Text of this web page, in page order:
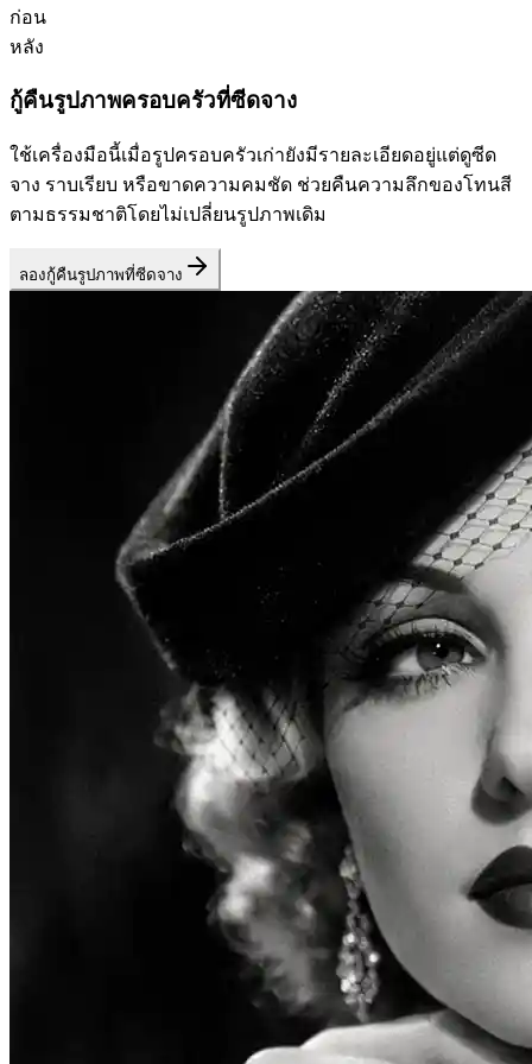
ก่อน
หลัง
กู้คืนรูปภาพครอบครัวที่ซีดจาง
ใช้เครื่องมือนี้เมื่อรูปครอบครัวเก่ายังมีรายละเอียดอยู่แต่ดูซีด
จาง ราบเรียบ หรือขาดความคมชัด ช่วยคืนความลึกของโทนสี
ตามธรรมชาติโดยไม่เปลี่ยนรูปภาพเดิม
ลองกู้คืนรูปภาพที่ซีดจาง